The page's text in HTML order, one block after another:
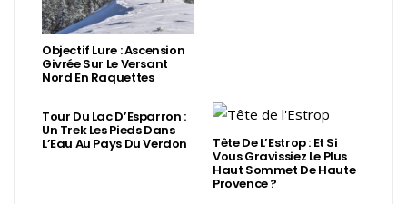
Objectif Lure : Ascension
Givrée Sur Le Versant
Nord En Raquettes
Tour Du Lac D’Esparron :
Un Trek Les Pieds Dans
L’Eau Au Pays Du Verdon Tête De L’Estrop : Et Si
Vous Gravissiez Le Plus
Haut Sommet De Haute
Provence ?